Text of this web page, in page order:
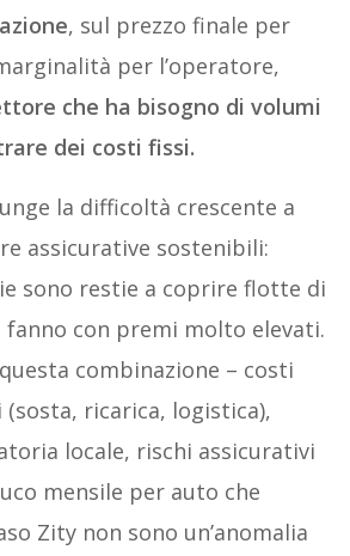
, sul prezzo finale per
per l’operatore,
che ha bisogno di volumi
dei costi fissi.
la difficoltà crescente a
assicurative sostenibili:
sono restie a coprire flotte di
fanno con premi molto elevati.
combinazione – costi
ricarica, logistica),
locale, rischi assicurativi
mensile per auto che
Zity non sono un’anomalia